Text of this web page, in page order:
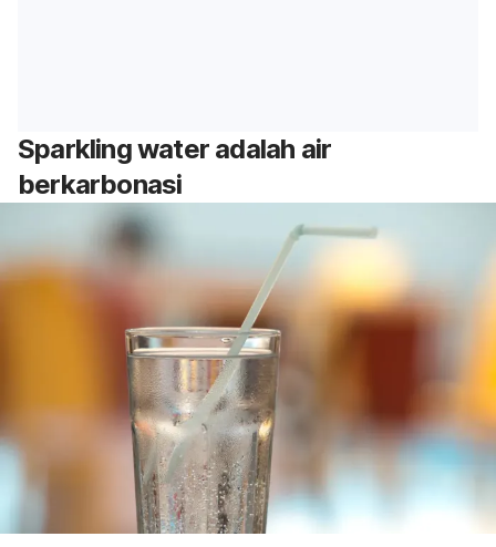
Sparkling water adalah air
berkarbonasi